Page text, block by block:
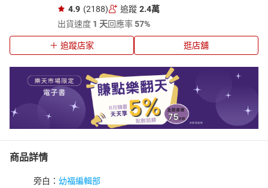
4.9 (2188) 追蹤 2.4萬
出貨速度 1 天回應率57%
追蹤店家 逛店舖
商品詳情
旁白： 幼福編輯部